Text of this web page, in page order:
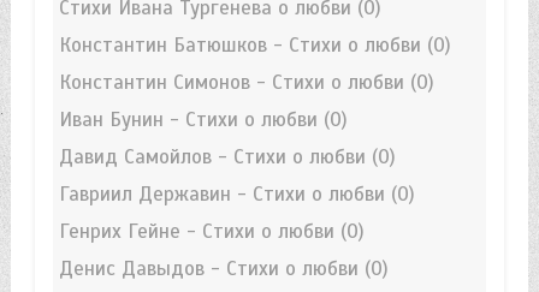
Стихи Ивана Тургенева о любви (0)
Константин Батюшков - Стихи о любви (0)
Константин Симонов - Стихи о любви (0)
Иван Бунин - Стихи о любви (0)
Давид Самойлов - Стихи о любви (0)
Гавриил Державин - Стихи о любви (0)
Генрих Гейне - Стихи о любви (0)
Денис Давыдов - Стихи о любви (0)